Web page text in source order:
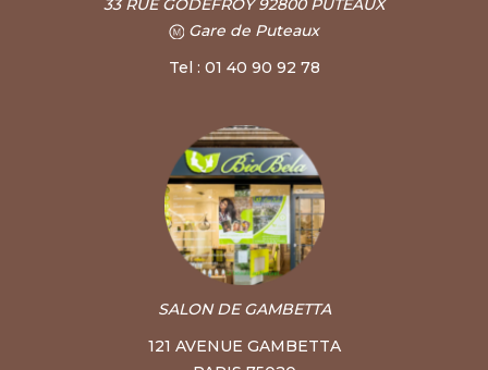
Gare de Puteaux
Tel : 01 40 90 92 78
SALON DE GAMBETTA
121 AVENUE GAMBETTA